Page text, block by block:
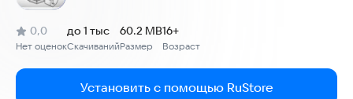
Рейтинг:
0,0
(
Нет оценок
)
Скачиваний
до 1 тыс
Размер
60.2 MB
Возраст
16+
Установить с помощью RuStore